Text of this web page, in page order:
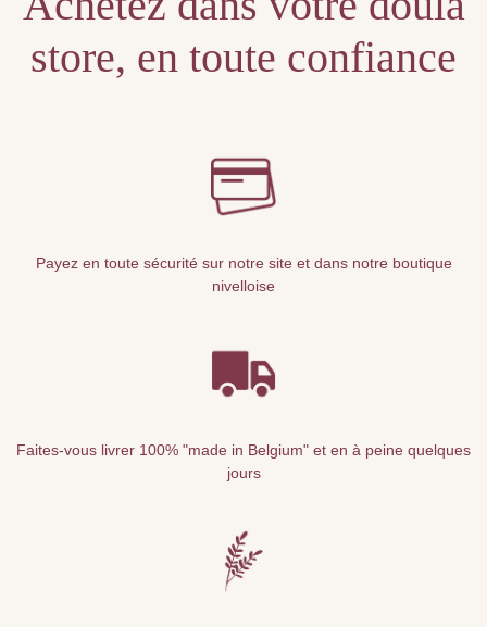
store, en toute confiance
Payez en toute sécurité sur notre site et dans notre boutique
nivelloise
Faites-vous livrer 100% "made in Belgium" et en à peine quelques
jours